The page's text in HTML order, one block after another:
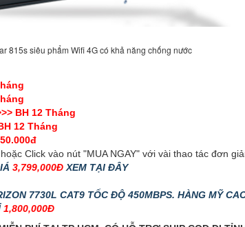
815s siêu phẩm Wifi 4G có khả năng chống nước
BH 12 Tháng
12 Tháng
Click vào nút "MUA NGAY" với vài thao tác đơn
3,799,000ĐXEM TẠI ĐÂY
7730L CAT9 TỐC ĐỘ 450MBPS. HÀNG MỸ
1,800,000Đ